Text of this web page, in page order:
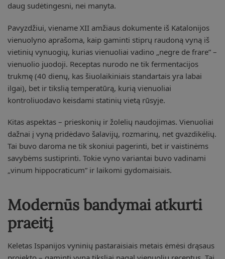
daug sudėtingesni, nei manyta.
Pavyzdžiui, viename XII amžiaus dokumente iš Katalonijos
vienuolyno aprašoma, kaip gaminti stiprų raudoną vyną iš
vietinių vynuogių, kurias vienuoliai vadino „negre de frare” –
vienuolio juodoji. Receptas nurodo ne tik fermentacijos
trukmę (40 dienų, kas šiuolaikiniais standartais yra labai
ilgai), bet ir tikslią temperatūrą, kurią vienuoliai
kontroliuodavo keisdami statinių vietą rūsyje.
Kitas aspektas – prieskonių ir žolelių naudojimas. Vienuoliai
dažnai į vyną pridėdavo šalavijų, rozmarinų, net gvazdikėlių.
Tai buvo daroma ne tik skoniui pagerinti, bet ir vaistinėms
savybėms sustiprinti. Tokie vyno variantai buvo vadinami
„vinum hippocraticum” ir laikomi gydomaisiais.
Modernūs bandymai atkurti
praeitį
Keletas Ispanijos vyninių pastaraisiais metais ėmėsi drąsaus